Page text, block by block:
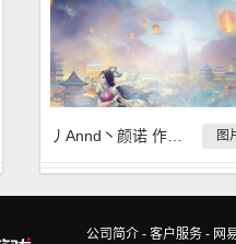
图
公司简介 - 客户服务 - 网